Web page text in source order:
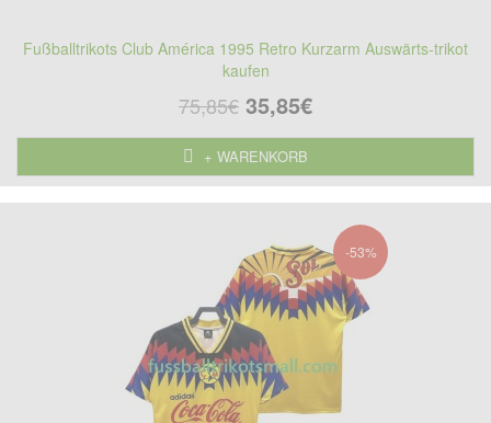
Fußballtrikots Club América 1995 Retro Kurzarm Auswärts-trikot
kaufen
75,85€ 35,85€
+ WARENKORB
-53%